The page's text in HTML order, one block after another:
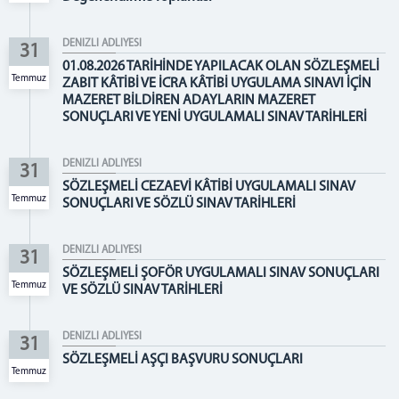
Buldan Adliyesi
Çameli Adliyesi
Çardak Adliyesi
Çivril Adliyesi
Sarayköy Adliyesi
Tavas Adliyesi
Faaliyet Raporları
Cumhuriyet Başsavcımız
Cumhuriyet Başsavcı Vekillerimiz
Bağlı Birimler
CEZA İNFAZ KURUMLARI
31
Temmuz
DENİZLİ ADLİYESİ
01.08.2026 TARİHİNDE YAPILACAK OLAN SÖZLEŞMELİ
ZABIT KÂTİBİ VE İCRA KÂTİBİ UYGULAMA SINAVI İÇİN
MAZERET BİLDİREN ADAYLARIN MAZERET
SONUÇLARI VE YENİ UYGULAMALI SINAV TARİHLERİ
31
Temmuz
DENİZLİ ADLİYESİ
SÖZLEŞMELİ CEZAEVİ KÂTİBİ UYGULAMALI SINAV
SONUÇLARI VE SÖZLÜ SINAV TARİHLERİ
31
Temmuz
DENİZLİ ADLİYESİ
SÖZLEŞMELİ ŞOFÖR UYGULAMALI SINAV SONUÇLARI
VE SÖZLÜ SINAV TARİHLERİ
31
Temmuz
DENİZLİ ADLİYESİ
SÖZLEŞMELİ AŞÇI BAŞVURU SONUÇLARI